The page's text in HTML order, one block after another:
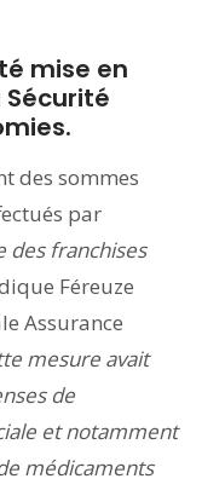
mise en
des sommes
par
des franchises
Féreuze
Assurance
mesure avait
de
et notamment
médicaments